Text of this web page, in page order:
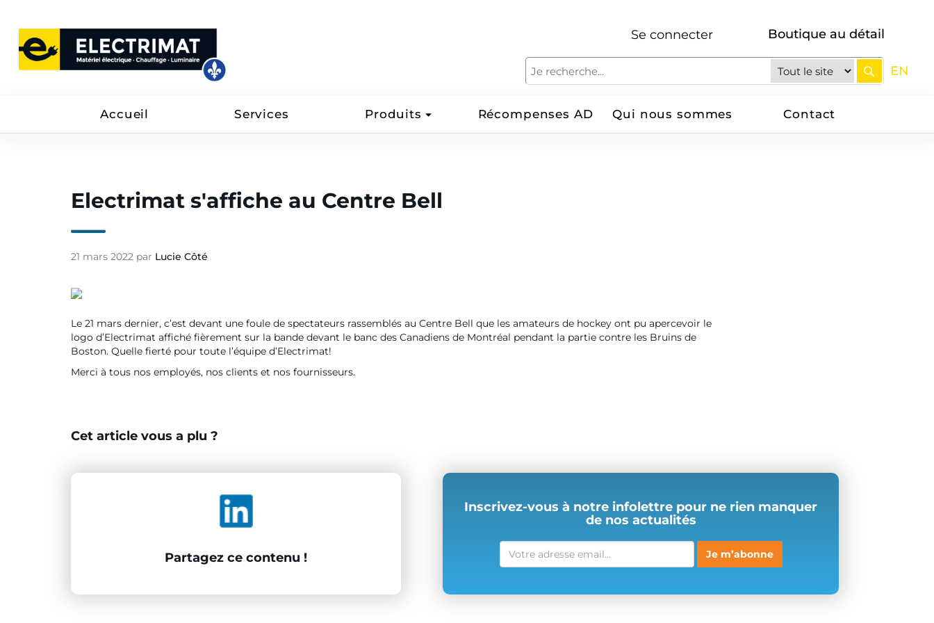
Se connecter Boutique au détail
EN
Accueil Services Produits Récompenses AD Qui nous sommes Contact
Electrimat s'affiche au Centre Bell
21 mars 2022 par Lucie Côté
Le 21 mars dernier, c’est devant une foule de spectateurs rassemblés au Centre Bell que les amateurs de hockey ont pu apercevoir le
logo d’Electrimat affiché fièrement sur la bande devant le banc des Canadiens de Montréal pendant la partie contre les Bruins de
Boston. Quelle fierté pour toute l’équipe d’Electrimat!
Merci à tous nos employés, nos clients et nos fournisseurs.
Cet article vous a plu ?
Partagez ce contenu !
Inscrivez-vous à notre infolettre pour ne rien manquer
de nos actualités
Je m’abonne